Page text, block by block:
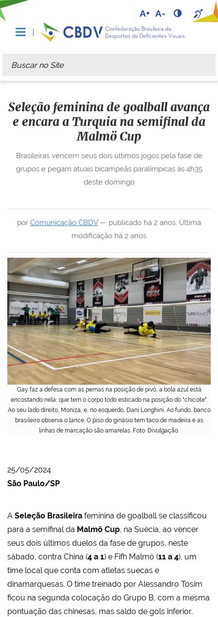
A+ A-
Busca
Busca Avançada…
Gay faz a defesa com as pernas na posição de pivô, a bola azul está
encostando nela, que tem o corpo todo esticado na posição do "chicote".
Ao seu lado direito, Moniza, e, no esquerdo, Dani Longhini. Ao fundo, banco
brasileiro observa o lance. O piso do ginásio tem taco de madeira e as
linhas de marcação são amarelas. Foto: Divulgação.
Seleção feminina de goalball avança
e encara a Turquia na semifinal da
Malmö Cup
por Comunicação CBDV— publicado há 2 anos, Última
modificação há 2 anos
Brasileiras vencem seus dois últimos jogos pela fase de
grupos e pegam atuais bicampeãs paralímpicas às 4h35
deste domingo
25/05/2024
São Paulo/SP
A Seleção Brasileira feminina de goalball se classificou
para a semifinal da Malmö Cup, na Suécia, ao vencer
seus dois últimos duelos da fase de grupos, neste
sábado, contra China (4 a 1) e Fifh Malmö (11 a 4), um
time local que conta com atletas suecas e
dinamarquesas. O time treinado por Alessandro Tosim
ficou na segunda colocação do Grupo B, com a mesma
pontuação das chinesas, mas saldo de gols inferior.